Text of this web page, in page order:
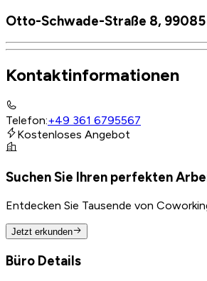
Otto-Schwade-Straße 8,
Kontaktinformationen
Telefon:+49 361 6795567
Kostenloses Angebot
Suchen Sie Ihren perfekten
Entdecken Sie Tausende von
Jetzt erkunden
Büro Details